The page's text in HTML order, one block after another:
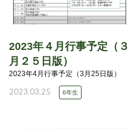
2023年４月行事予定（３
月２５日版）
2023年4月行事予定（3月25日版）
2023.03.25 6年生